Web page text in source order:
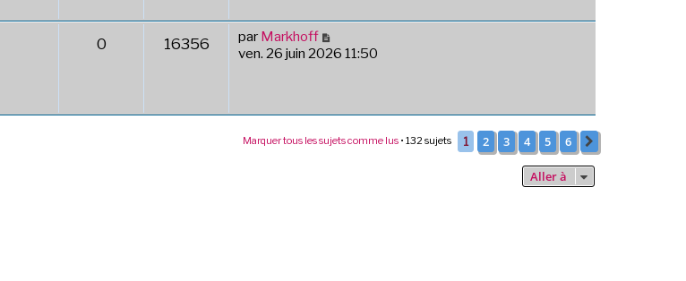
0 16356 par Markhoff
ven. 26 juin 2026 11:50
Marquer tous les sujets comme lus • 132 sujets 1 2 3 4 5 6
Aller à